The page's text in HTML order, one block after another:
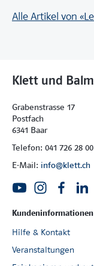
Alle Artikel von
Klett und
Grabenstrasse 17
Postfach
6341 Baar
Telefon: 041 726 28 00
E-Mail: info@klett.ch
Kundeninformationen
Hilfe & Kontakt
Veranstaltungen